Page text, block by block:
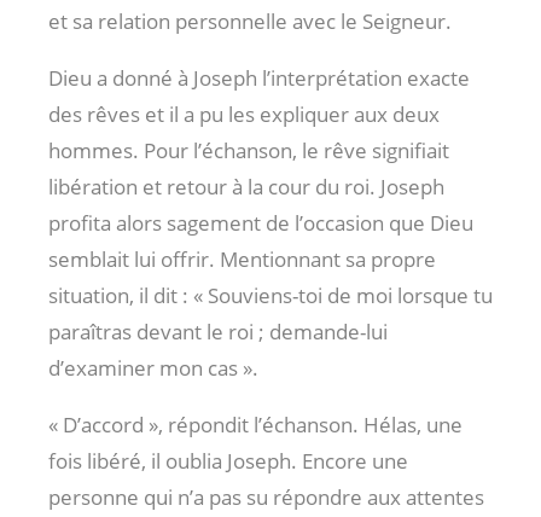
et sa relation personnelle avec le Seigneur.
Dieu a donné à Joseph l’interprétation exacte
des rêves et il a pu les expliquer aux deux
hommes. Pour l’échanson, le rêve signifiait
libération et retour à la cour du roi. Joseph
profita alors sagement de l’occasion que Dieu
semblait lui offrir. Mentionnant sa propre
situation, il dit : « Souviens-toi de moi lorsque tu
paraîtras devant le roi ; demande-lui
d’examiner mon cas ».
« D’accord », répondit l’échanson. Hélas, une
fois libéré, il oublia Joseph. Encore une
personne qui n’a pas su répondre aux attentes